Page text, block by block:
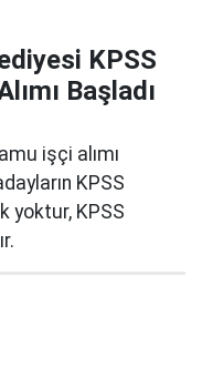
KPSS
Başladı
işçi alımı
KPSS
yoktur, KPSS